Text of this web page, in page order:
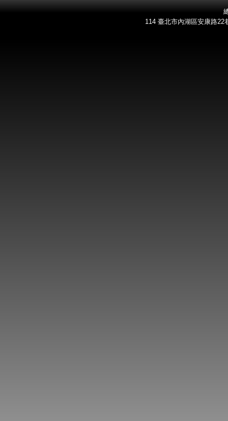
114 臺北市內湖區安康路22